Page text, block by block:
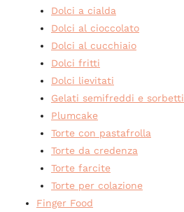
Dolci a cialda
Dolci al cioccolato
Dolci al cucchiaio
Dolci fritti
Dolci lievitati
Gelati semifreddi e sorbetti
Plumcake
Torte con pastafrolla
Torte da credenza
Torte farcite
Torte per colazione
Finger Food